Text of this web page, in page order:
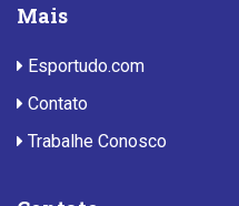
Mais
Esportudo.com
Contato
Trabalhe Conosco